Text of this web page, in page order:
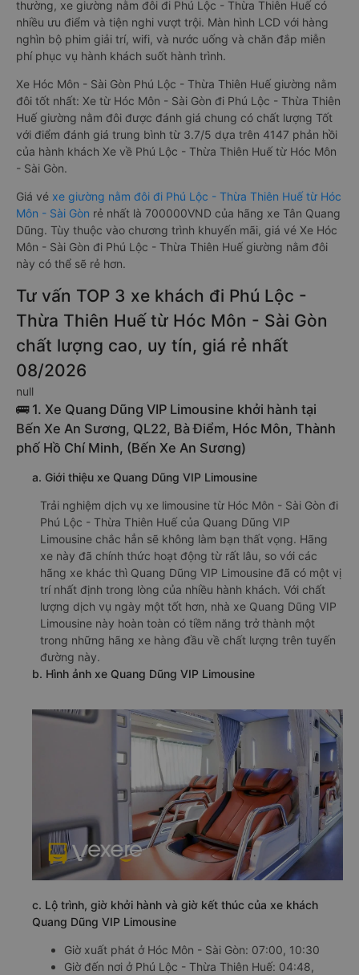
thường, xe giường nằm đôi đi Phú Lộc - Thừa Thiên Huế có
nhiều ưu điểm và tiện nghi vượt trội. Màn hình LCD với hàng
nghìn bộ phim giải trí, wifi, và nước uống và chăn đắp miễn
phí phục vụ hành khách suốt hành trình.
Xe Hóc Môn - Sài Gòn Phú Lộc - Thừa Thiên Huế giường nằm
đôi tốt nhất: Xe từ Hóc Môn - Sài Gòn đi Phú Lộc - Thừa Thiên
Huế giường nằm đôi được đánh giá chung có chất lượng Tốt
với điểm đánh giá trung bình từ 3.7/5 dựa trên 4147 phản hồi
của hành khách Xe về Phú Lộc - Thừa Thiên Huế từ Hóc Môn
- Sài Gòn.
Giá vé xe giường nằm đôi đi Phú Lộc - Thừa Thiên Huế từ Hóc
Môn - Sài Gòn rẻ nhất là 700000VND của hãng xe Tân Quang
Dũng. Tùy thuộc vào chương trình khuyến mãi, giá vé Xe Hóc
Môn - Sài Gòn đi Phú Lộc - Thừa Thiên Huế giường nằm đôi
này có thể sẽ rẻ hơn.
Tư vấn TOP 3 xe khách đi Phú Lộc -
Thừa Thiên Huế từ Hóc Môn - Sài Gòn
chất lượng cao, uy tín, giá rẻ nhất
08/2026
null
🚌 1. Xe Quang Dũng VIP Limousine khởi hành tại
Bến Xe An Sương, QL22, Bà Điểm, Hóc Môn, Thành
phố Hồ Chí Minh, (Bến Xe An Sương)
a. Giới thiệu xe Quang Dũng VIP Limousine
Trải nghiệm dịch vụ xe limousine từ Hóc Môn - Sài Gòn đi
Phú Lộc - Thừa Thiên Huế của Quang Dũng VIP
Limousine chắc hẳn sẽ không làm bạn thất vọng. Hãng
xe này đã chính thức hoạt động từ rất lâu, so với các
hãng xe khác thì Quang Dũng VIP Limousine đã có một vị
trí nhất định trong lòng của nhiều hành khách. Với chất
lượng dịch vụ ngày một tốt hơn, nhà xe Quang Dũng VIP
Limousine này hoàn toàn có tiềm năng trở thành một
trong những hãng xe hàng đầu về chất lượng trên tuyến
đường này.
b. Hình ảnh xe Quang Dũng VIP Limousine
c. Lộ trình, giờ khởi hành và giờ kết thúc của xe khách
Quang Dũng VIP Limousine
Giờ xuất phát ở Hóc Môn - Sài Gòn: 07:00, 10:30
Giờ đến nơi ở Phú Lộc - Thừa Thiên Huế: 04:48,